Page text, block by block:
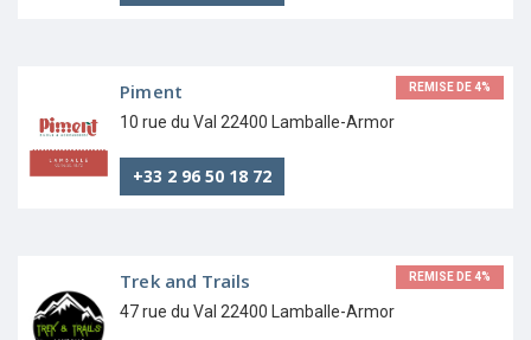
REMISE DE 4%
Piment
10 rue du Val 22400 Lamballe-Armor
+33 2 96 50 18 72
REMISE DE 4%
Trek and Trails
47 rue du Val 22400 Lamballe-Armor